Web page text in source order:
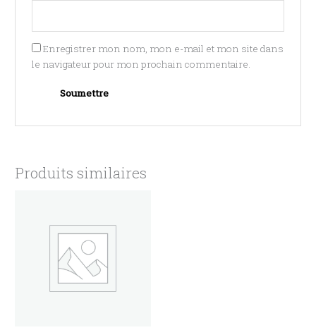
Enregistrer mon nom, mon e-mail et mon site dans
le navigateur pour mon prochain commentaire.
Produits similaires